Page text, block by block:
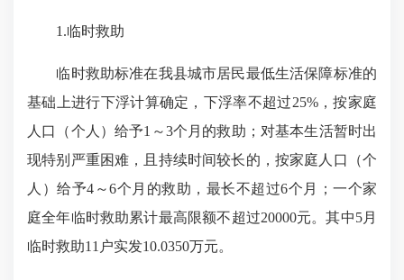
1.临时救助
临时救助标准在我县城市居民最低生活保障标准的
基础上进行下浮计算确定，下浮率不超过25%，按家庭
人口（个人）给予1～3个月的救助；对基本生活暂时出
现特别严重困难，且持续时间较长的，按家庭人口（个
人）给予4～6个月的救助，最长不超过6个月；一个家
庭全年临时救助累计最高限额不超过20000元。其中5月
临时救助11户实发10.0350万元。